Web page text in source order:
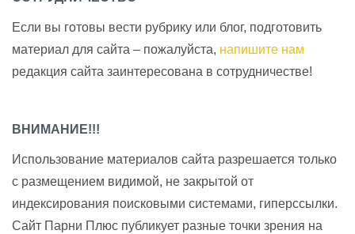
Если вы готовы вести рубрику или блог, подготовить
материал для сайта – пожалуйста, напишите нам
редакция сайта заинтересована в сотрудничестве!
ВНИМАНИЕ!!!
Использование материалов сайта разрешается только
с размещением видимой, не закрытой от
индексирования поисковыми системами, гиперссылки.
Сайт Парни Плюс публикует разные точки зрения на